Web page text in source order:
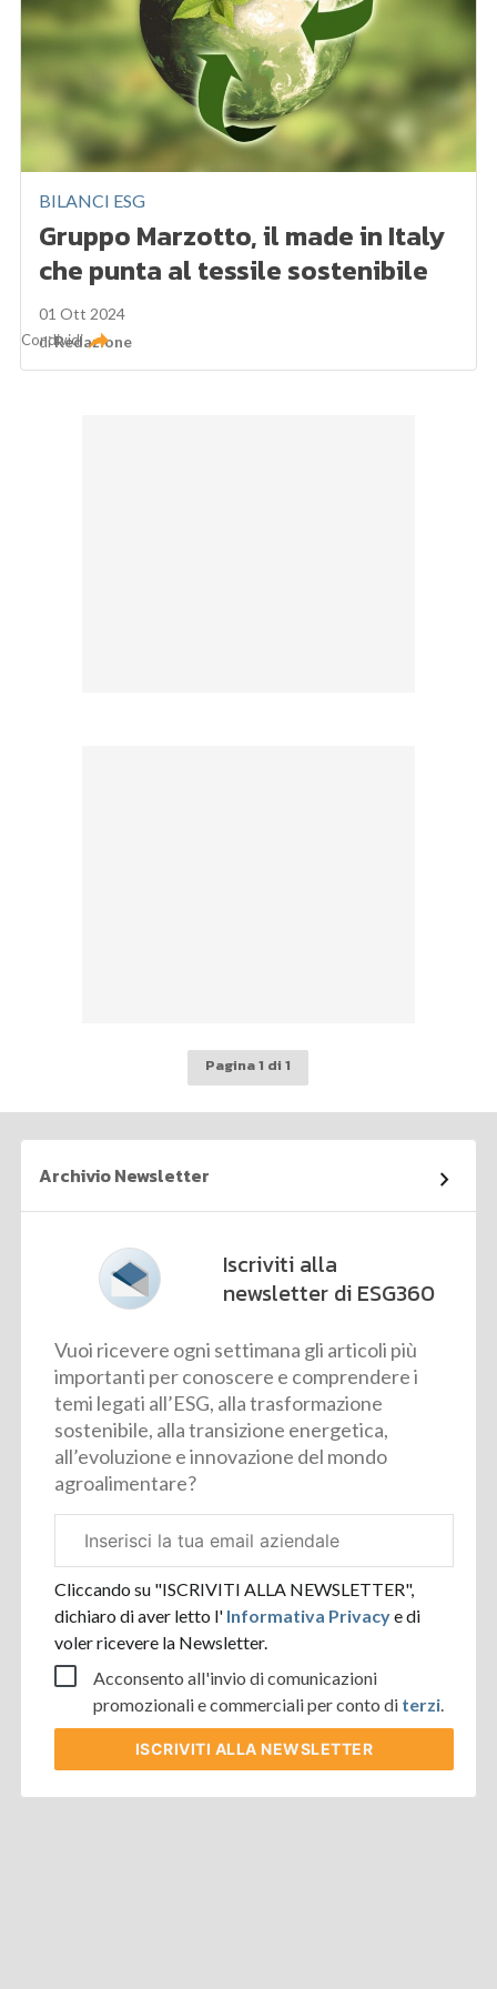
BILANCI ESG
Gruppo Marzotto, il made in Italy
che punta al tessile sostenibile
01 Ott 2024
diRedazione
Condividi
Pagina 1 di 1
Archivio Newsletter
Iscriviti alla
newsletter di ESG360
Vuoi ricevere ogni settimana gli articoli più
importanti per conoscere e comprendere i
temi legati all’ESG, alla trasformazione
sostenibile, alla transizione energetica,
all’evoluzione e innovazione del mondo
agroalimentare?
aziendale
Cliccando su "ISCRIVITI ALLA NEWSLETTER",
dichiaro di aver letto l' Informativa Privacye di
voler ricevere la Newsletter.
Acconsento all'invio di comunicazioni
promozionali e commerciali per conto di terzi.
ISCRIVITI ALLA NEWSLETTER